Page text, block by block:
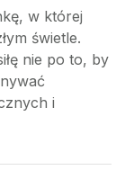
w której
świetle.
nie po to, by
i